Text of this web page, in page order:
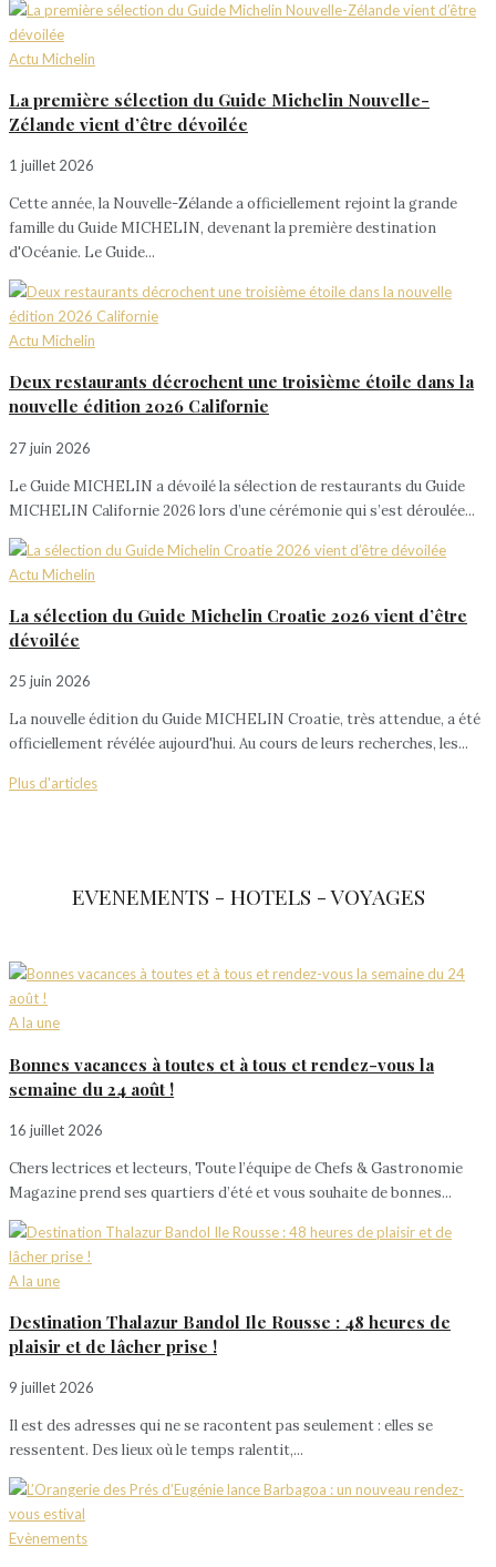
Actu Michelin
La première sélection du Guide Michelin Nouvelle-
Zélande vient d’être dévoilée
1 juillet 2026
Cette année, la Nouvelle-Zélande a officiellement rejoint la grande
famille du Guide MICHELIN, devenant la première destination
d'Océanie. Le Guide...
Actu Michelin
Deux restaurants décrochent une troisième étoile dans la
nouvelle édition 2026 Californie
27 juin 2026
Le Guide MICHELIN a dévoilé la sélection de restaurants du Guide
MICHELIN Californie 2026 lors d’une cérémonie qui s’est déroulée...
Actu Michelin
La sélection du Guide Michelin Croatie 2026 vient d’être
dévoilée
25 juin 2026
La nouvelle édition du Guide MICHELIN Croatie, très attendue, a été
officiellement révélée aujourd'hui. Au cours de leurs recherches, les...
Plus d'articles
EVENEMENTS - HOTELS - VOYAGES
A la une
Bonnes vacances à toutes et à tous et rendez-vous la
semaine du 24 août !
16 juillet 2026
Chers lectrices et lecteurs, Toute l’équipe de Chefs & Gastronomie
Magazine prend ses quartiers d’été et vous souhaite de bonnes...
A la une
Destination Thalazur Bandol Ile Rousse : 48 heures de
plaisir et de lâcher prise !
9 juillet 2026
Il est des adresses qui ne se racontent pas seulement : elles se
ressentent. Des lieux où le temps ralentit,...
Evènements